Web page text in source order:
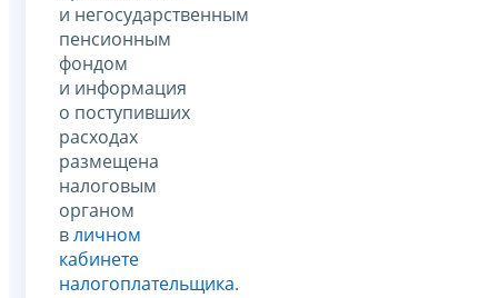
и негосударственным
пенсионным
фондом
и информация
о поступивших
расходах
размещена
налоговым
органом
вличном
кабинете
налогоплательщика.